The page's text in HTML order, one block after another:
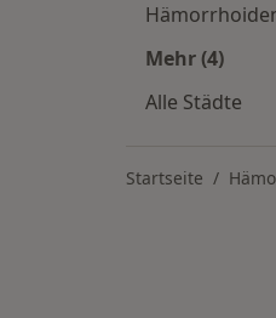
Mehr (4)
Alle Städte
Startseite